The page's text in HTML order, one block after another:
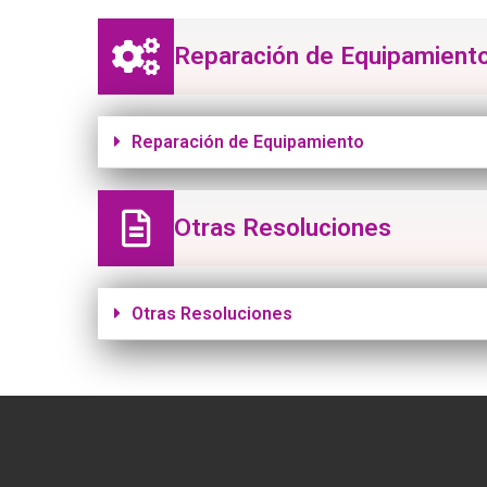
Reparación de
Reparación de Equipamiento
Otras Resoluciones
Otras Resoluciones